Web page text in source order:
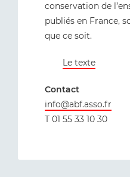
conservation de
publiés en France,
que ce soit.
Le texte
Contact
info@abf.asso.fr
T 01 55 33 10 30